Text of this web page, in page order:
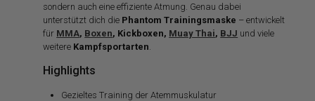
sondern auch eine effiziente Atmung. Genau dabei
unterstützt dich die Phantom Trainingsmaske – entwickelt
für MMA, Boxen, Kickboxen, Muay Thai, BJJ und viele
weitere Kampfsportarten
Highlights
Gezieltes Training der Atemmuskulatur